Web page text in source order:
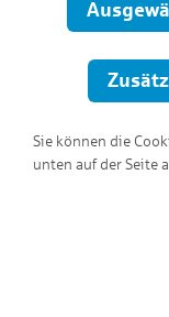
Übertragung
Sie können die
unten auf der Seite